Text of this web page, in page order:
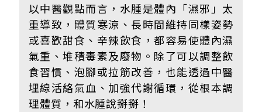
以中醫觀點而言，水腫是體內「濕邪」太
重導致，體質寒涼、長時間維持同樣姿勢
或喜歡甜食、辛辣飲食，都容易使體內濕
氣重、堆積毒素及廢物。除了可以調整飲
食習慣、泡腳或拉筋改善，也能透過中醫
埋線活絡氣血、加強代謝循環，從根本調
理體質，和水腫說掰掰！